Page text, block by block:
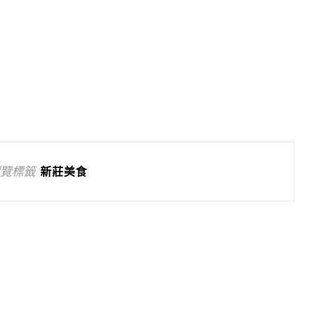
標籤 新莊美食